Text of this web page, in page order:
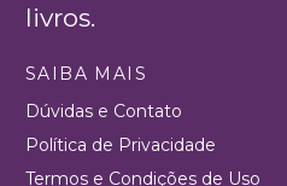
livros.
SAIBA MAIS
Dúvidas e Contato
Política de Privacidade
Termos e Condições de Uso